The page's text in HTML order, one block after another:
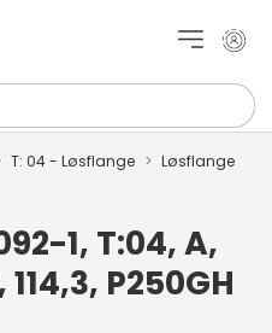
Mit
T: 04 - Løsflange Løsflange
1, T:04, A,
P250GH